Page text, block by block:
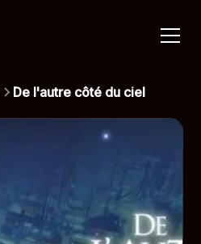
De l'autre côté du ciel